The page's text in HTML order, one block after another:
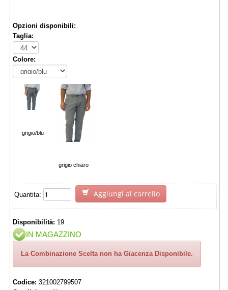
Opzioni disponibili:
Taglia:
Colore:
grigio/blu
grigio chiaro
Quantita: Aggiungi al carrello
Disponibilità: 19
IN MAGAZZINO
La Combinazione Scelta non ha Giacenza Disponibile.
Codice: 321002799507